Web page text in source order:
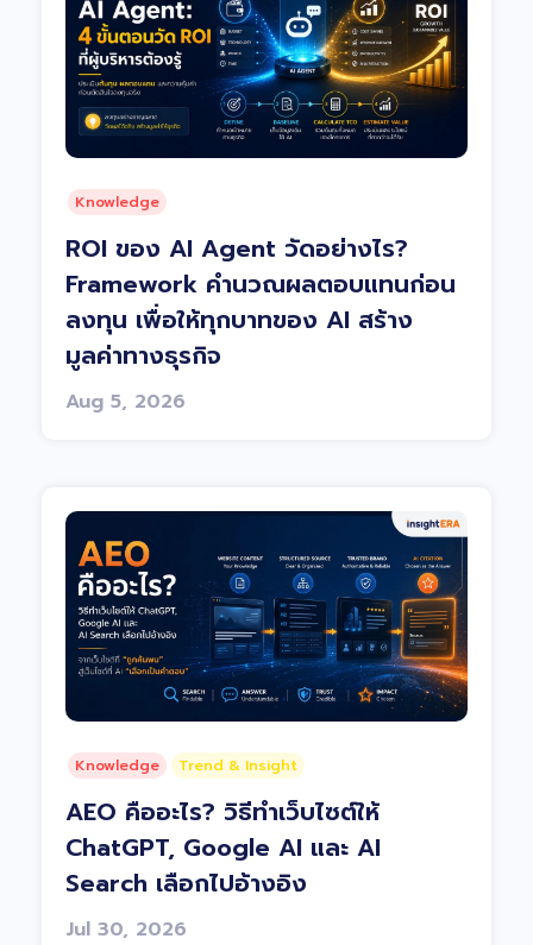
Knowledge
ROI ของ AI Agent วัดอย่างไร?
Framework คำนวณผลตอบแทนก่อน
ลงทุน เพื่อให้ทุกบาทของ AI สร้าง
มูลค่าทางธุรกิจ
Aug 5, 2026
Knowledge Trend & Insight
AEO คืออะไร? วิธีทำเว็บไซต์ให้
ChatGPT, Google AI และ AI
Search เลือกไปอ้างอิง
Jul 30, 2026